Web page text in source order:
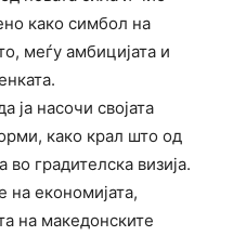
како симбол на
меѓу амбицијата и
ја насочи својата
како крал што од
градителска визија.
на економијата,
на македонските